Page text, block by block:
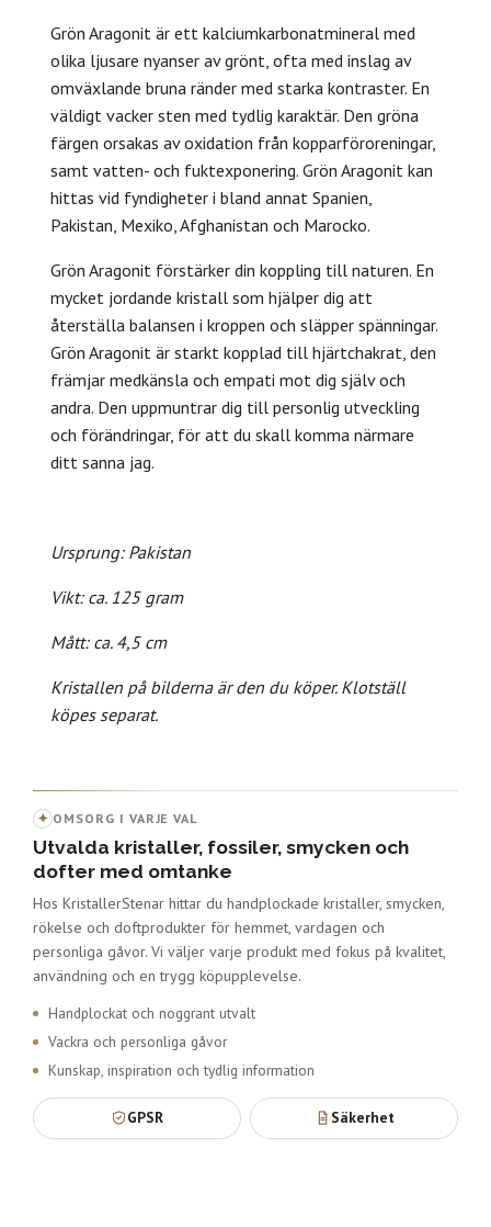
Grön Aragonit är ett kalciumkarbonatmineral med
olika ljusare nyanser av grönt, ofta med inslag av
omväxlande bruna ränder med starka kontraster. En
väldigt vacker sten med tydlig karaktär. Den gröna
färgen orsakas av oxidation från kopparföroreningar,
samt vatten- och fuktexponering. Grön Aragonit kan
hittas vid fyndigheter i bland annat Spanien,
Pakistan, Mexiko, Afghanistan och Marocko.
Grön Aragonit förstärker din koppling till naturen. En
mycket jordande kristall som hjälper dig att
återställa balansen i kroppen och släpper spänningar.
Grön Aragonit är starkt kopplad till hjärtchakrat, den
främjar medkänsla och empati mot dig själv och
andra. Den uppmuntrar dig till personlig utveckling
och förändringar, för att du skall komma närmare
ditt sanna jag.
Ursprung: Pakistan
Vikt: ca. 125 gram
Mått: ca. 4,5 cm
Kristallen på bilderna är den du köper. Klotställ
köpes separat.
✦ OMSORG I VARJE VAL
Utvalda kristaller, fossiler, smycken och
dofter med omtanke
Hos KristallerStenar hittar du handplockade kristaller, smycken,
rökelse och doftprodukter för hemmet, vardagen och
personliga gåvor. Vi väljer varje produkt med fokus på kvalitet,
användning och en trygg köpupplevelse.
Handplockat och noggrant utvalt
Vackra och personliga gåvor
Kunskap, inspiration och tydlig information
GPSR Säkerhet